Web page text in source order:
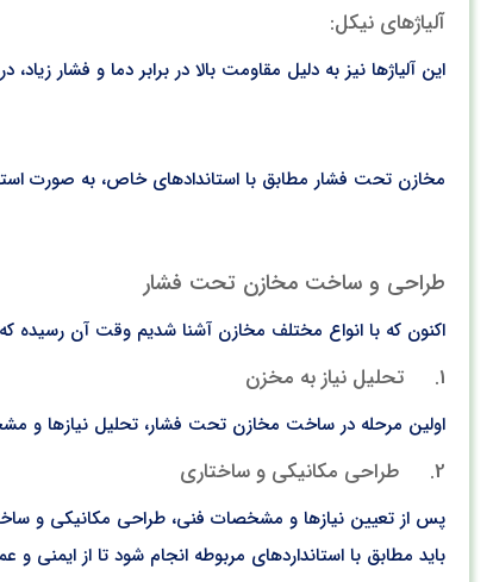
آلیاژهای نیکل:
این آلیاژها نیز به دلیل مقاومت بالا در برابر دما و
مخازن تحت فشار مطابق با استاندادهای خاص، به صورت
طراحی و ساخت مخازن تحت فشار
اکنون که با انواع مختلف مخازن آشنا شدیم وقت آن رسیده
1. تحلیل نیاز به مخزن
اولین مرحله در ساخت مخازن تحت فشار، تحلیل نیازها و
2. طراحی مکانیکی و ساختاری
پس از تعیین نیازها و مشخصات فنی، طراحی مکانیکی و
باید مطابق با استانداردهای مربوطه انجام شود تا از